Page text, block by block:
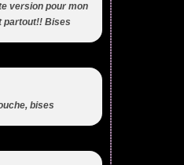
version pour mon
partout!! Bises
bises